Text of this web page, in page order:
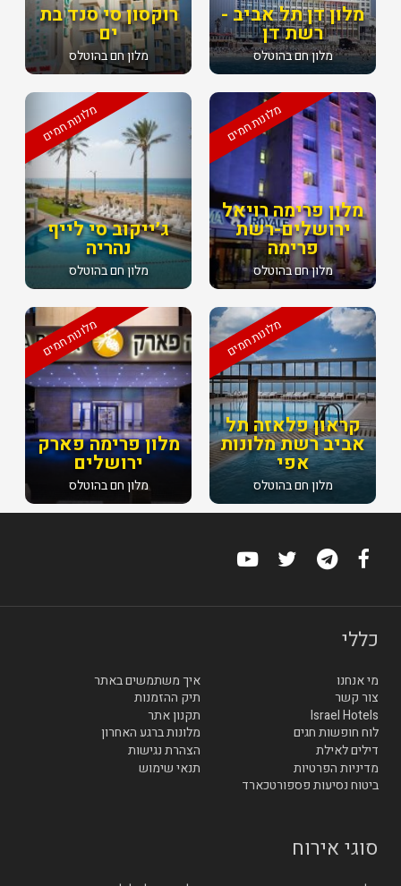
רוקסון סי סנד בת
ים
מלון חם בהוטלס
מלון דן תל אביב -
רשת דן
מלון חם בהוטלס
מלונות חמים
ג׳ייקוב סי לייף
נהריה
מלון חם בהוטלס
מלונות חמים
מלון פרימה רויאל
ירושלים-רשת
פרימה
מלון חם בהוטלס
מלונות חמים
מלון פרימה פארק
ירושלים
מלון חם בהוטלס
מלונות חמים
קראון פלאזה תל
אביב רשת מלונות
אפי
מלון חם בהוטלס
כללי
מי אנחנו
איך משתמשים באתר
צור קשר
תיק ההזמנות
Israel Hotels
תקנון אתר
לוח חופשות חגים
מלונות ברגע האחרון
דילים לאילת
הצהרת נגישות
מדיניות הפרטיות
תנאי שימוש
ביטוח נסיעות פספורטכארד
סוגי אירוח